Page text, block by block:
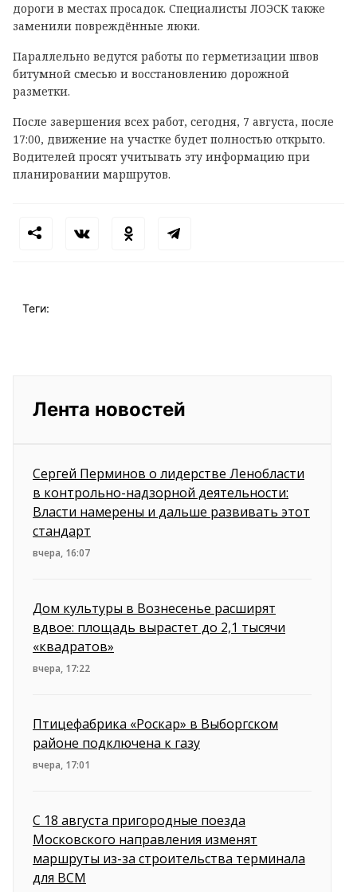
дороги в местах просадок. Специалисты ЛОЭСК также
заменили повреждённые люки.
Параллельно ведутся работы по герметизации швов
битумной смесью и восстановлению дорожной
разметки.
После завершения всех работ, сегодня, 7 августа, после
17:00, движение на участке будет полностью открыто.
Водителей просят учитывать эту информацию при
планировании маршрутов.
Теги:
Лента новостей
Сергей Перминов о лидерстве Ленобласти
в контрольно-надзорной деятельности:
Власти намерены и дальше развивать этот
стандарт
вчера, 16:07
Дом культуры в Вознесенье расширят
вдвое: площадь вырастет до 2,1 тысячи
«квадратов»
вчера, 17:22
Птицефабрика «Роскар» в Выборгском
районе подключена к газу
вчера, 17:01
С 18 августа пригородные поезда
Московского направления изменят
маршруты из-за строительства терминала
для ВСМ